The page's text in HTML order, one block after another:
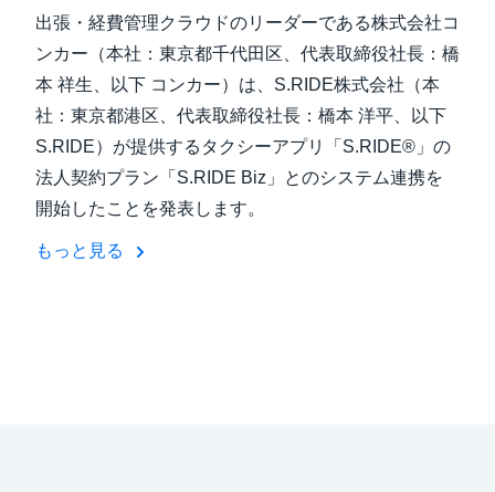
出張・経費管理クラウドのリーダーである株式会社コ
ンカー（本社：東京都千代田区、代表取締役社長：橋
本 祥生、以下 コンカー）は、S.RIDE株式会社（本
社：東京都港区、代表取締役社長：橋本 洋平、以下
S.RIDE）が提供するタクシーアプリ「S.RIDE®」の
法人契約プラン「S.RIDE Biz」とのシステム連携を
開始したことを発表します。
もっと見る